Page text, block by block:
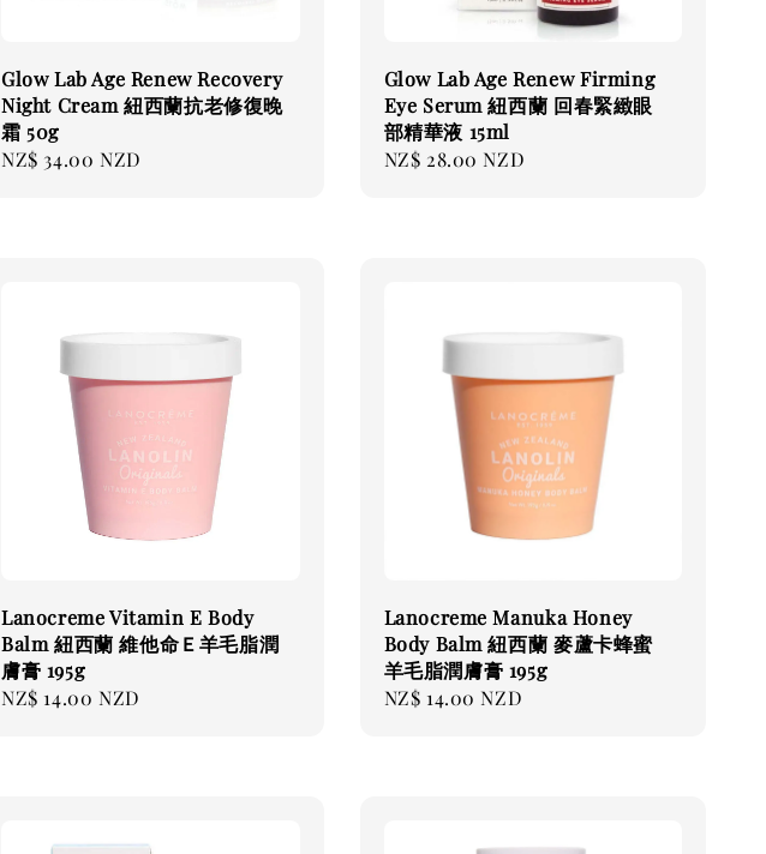
Glow Lab Age Renew Recovery
Night Cream 紐西蘭抗老修復晚
霜 50g
Regular
NZ$ 34.00 NZD
Glow Lab Age Renew Firming
Eye Serum 紐西蘭 回春緊緻眼
部精華液 15ml
Regular
NZ$ 28.00 NZD
Lanocreme Vitamin E Body
Balm 紐西蘭 維他命Ｅ羊毛脂潤
膚膏 195g
Regular
NZ$ 14.00 NZD
Lanocreme Manuka Honey
Body Balm 紐西蘭 麥蘆卡蜂蜜
羊毛脂潤膚膏 195g
Regular
NZ$ 14.00 NZD